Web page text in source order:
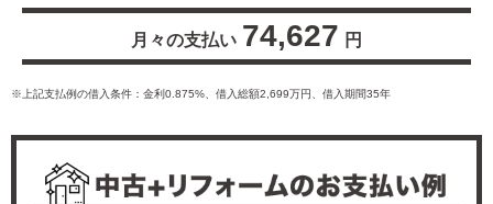
月々の支払い 74,627 円
※上記支払例の借入条件：金利0.875%、借入総額2,699万円、借入期間35年